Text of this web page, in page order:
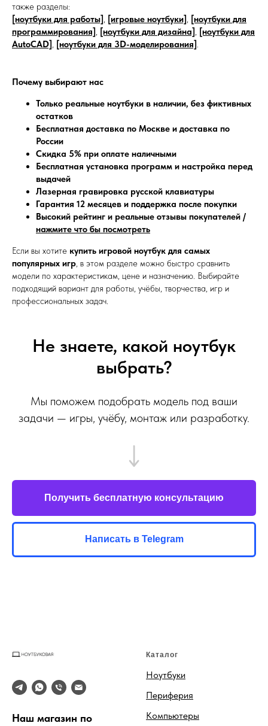
также разделы:
[ноутбуки для работы], [игровые ноутбуки], [ноутбуки для
программирования], [ноутбуки для дизайна], [ноутбуки для
AutoCAD], [ноутбуки для 3D-моделирования].
Почему выбирают нас
Только реальные ноутбуки в наличии, без фиктивных
остатков
Бесплатная доставка по Москве и доставка по
России
Скидка 5% при оплате наличными
Бесплатная установка программ и настройка перед
выдачей
Лазерная гравировка русской клавиатуры
Гарантия 12 месяцев и поддержка после покупки
Высокий рейтинг и реальные отзывы покупателей /
нажмите что бы посмотреть
Если вы хотите купить игровой ноутбук для самых
популярных игр, в этом разделе можно быстро сравнить
модели по характеристикам, цене и назначению. Выбирайте
подходящий вариант для работы, учёбы, творчества, игр и
профессиональных задач.
Не знаете, какой ноутбук
выбрать?
Мы поможем подобрать модель под ваши
задачи — игры, учёбу, монтаж или разработку.
Получить бесплатную консультацию
Написать в Telegram
Наш магазин по
Каталог
Ноутбуки
Периферия
Компьютеры